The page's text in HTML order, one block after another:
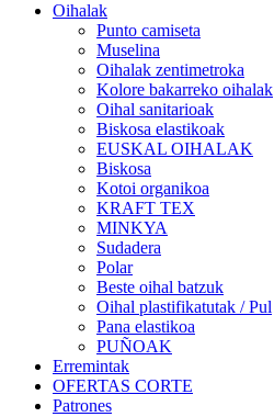
Oihalak
Punto camiseta
Muselina
Oihalak zentimetroka
Kolore bakarreko oihalak
Oihal sanitarioak
Biskosa elastikoak
EUSKAL OIHALAK
Biskosa
Kotoi organikoa
KRAFT TEX
MINKYA
Sudadera
Polar
Beste oihal batzuk
Oihal plastifikatutak / Pul
Pana elastikoa
PUÑOAK
Erremintak
OFERTAS CORTE
Patrones